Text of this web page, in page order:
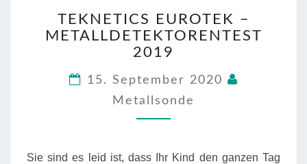
EUROTEK
–
TEKNETICS EUROTEK –
METALLDETEKTORENTEST
2019
15. September 2020
Metallsonde
Sie sind es leid ist, dass Ihr Kind den ganzen Tag